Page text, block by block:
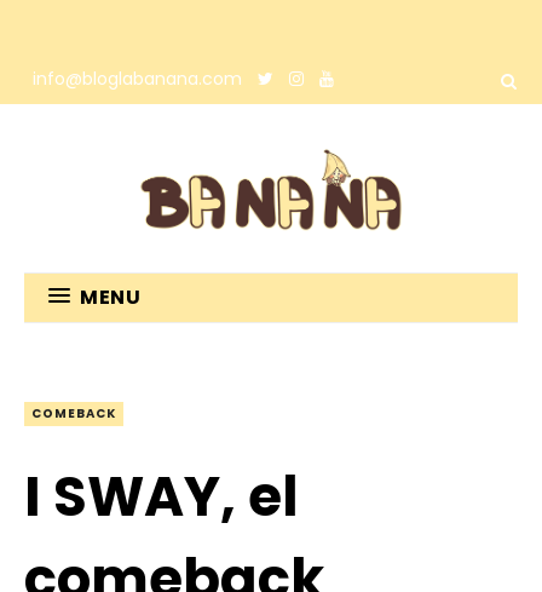
info@bloglabanana.com
MENU
COMEBACK
I SWAY, el